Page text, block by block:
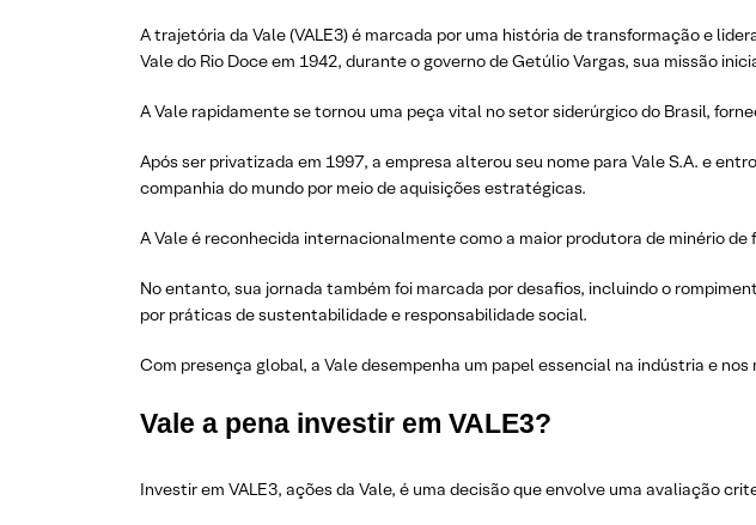
A trajetória da Vale (VALE3) é marcada por uma história de transformação e
Vale do Rio Doce em 1942, durante o governo de Getúlio Vargas, sua missão
A Vale rapidamente se tornou uma peça vital no setor siderúrgico do Brasil,
Após ser privatizada em 1997, a empresa alterou seu nome para Vale S.A. e
companhia do mundo por meio de aquisições estratégicas.
A Vale é reconhecida internacionalmente como a maior produtora de minério
No entanto, sua jornada também foi marcada por desafios, incluindo o
por práticas de sustentabilidade e responsabilidade social.
Com presença global, a Vale desempenha um papel essencial na indústria e
Vale a pena investir em VALE3?
Investir em VALE3, ações da Vale, é uma decisão que envolve uma avaliação